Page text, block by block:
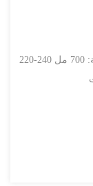
220-240 فولت ، 50/60 هرتز 25 واط و 40 واط بصري السعة: 700 مل